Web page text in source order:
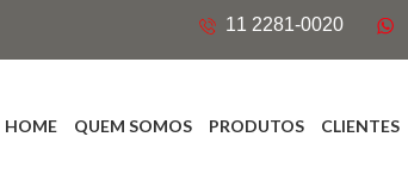
11 2281-0020
HOME QUEM SOMOS PRODUTOS CLIENTES